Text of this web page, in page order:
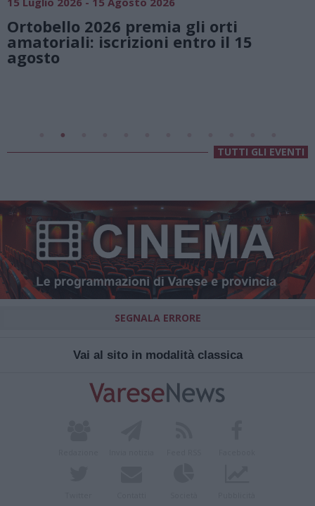
Vivi l’estate a Villa Fogazzaro Roi. Tra
natura e atmosfere senza tempo sul
Lago di Lugano
Valsolda
TUTTI GLI EVENTI
SEGNALA ERRORE
Vai al sito in modalità classica